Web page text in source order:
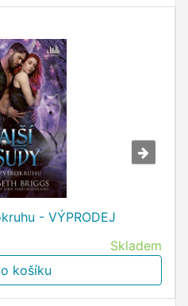
- VÝPRODEJ
Skladem
košíku